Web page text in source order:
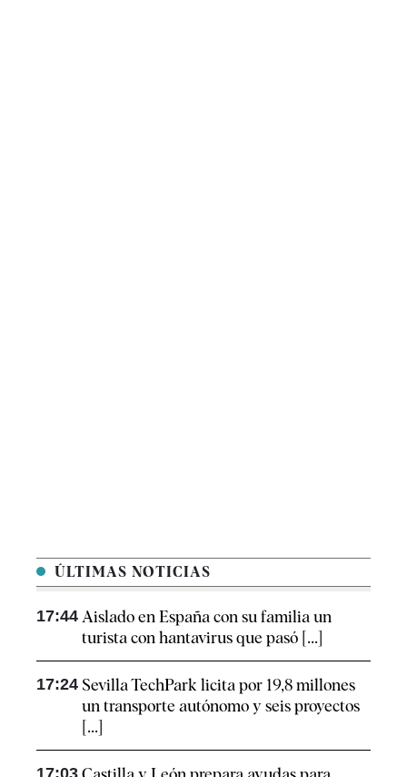
ÚLTIMAS NOTICIAS
17:44 Aislado en España con su familia un
turista con hantavirus que pasó [...]
17:24 Sevilla TechPark licita por 19,8 millones
un transporte autónomo y seis proyectos
[...]
17:03